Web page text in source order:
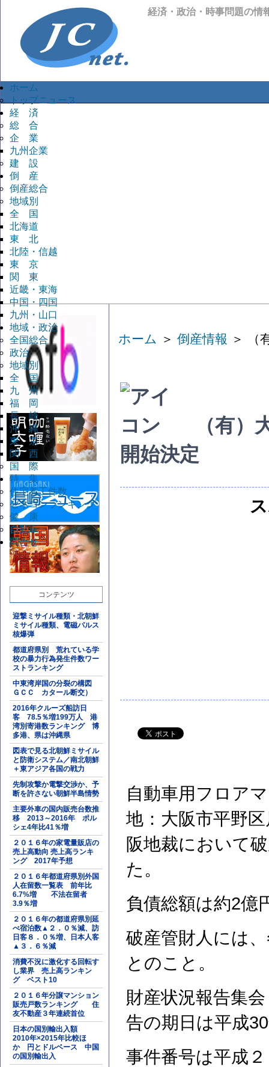
経済・政治・時事問題の情
ホーム
トップニュース
経 済
総 合
企 業
九州企業
建 設
倒 産
倒産総合
地域別
全 国
北海道
東 北
北陸・信越
東 京
関 東
近畿・東海
中国・四国
九州・山口
地域・政治
全国総合
政治
地域別
全 国
九 州
福 岡
長 崎
沖 縄
東 京
関 西
国 際
特 集
住宅着工件数
ゼネコンランキング
健 康
自動車
問合せ
コンテンツ
迎撃ミサイル種類・北朝鮮
ミサイル種類、電磁パルス
核爆弾
都道府県別 荒れている学
校の暴力行為発生件数ワー
ストランキング
中東湾岸国の分裂の構図
ＧＣＣ カタール断交）
2016年クルーズ船訪日
客 78.5％増199万人 港
湾別寄港数ランキング 博
多港、県は沖縄県
図表で見る北朝鮮ミサイル
と防衛システム／南北朝鮮
＋東アジア各国の戦力
先制攻撃か電撃交渉か、予
断を許さない朝鮮半島情勢
主要外車の国内販売台数推
移 2013～2016年 ポル
シェ4年比41％増
２０１６年の家電量販店の
売上高動向 売上高ランキ
ング 2017年予想
２０１６年都道府県別外国
人在留数一覧表 前年比
6.7%増 不法在留者
3.9％増
２０１６年の都道府県別延
べ宿泊数▲２．０％減、訪
日客８．０％増、日本人客
▲３．６％減
消費不況に激化する回転す
し業界 売上高ランキン
グ ベスト10
２０１６年分譲マンション
販売戸数ランキング 住
友不動産３年連続首位
日本の国別輸出入額
2010年×2015年比較ほ
か 円とドルベース 中国
の国別輸出入
ホーム ＞ 倒産情報 ＞ （
（有）
開始決定
自動車用フロア
地：大阪市平野
阪地裁において
た。
負債総額は約2億
破産管財人には
とのこと。
財産状況報告集
告の期日は平成
事件番号は平成